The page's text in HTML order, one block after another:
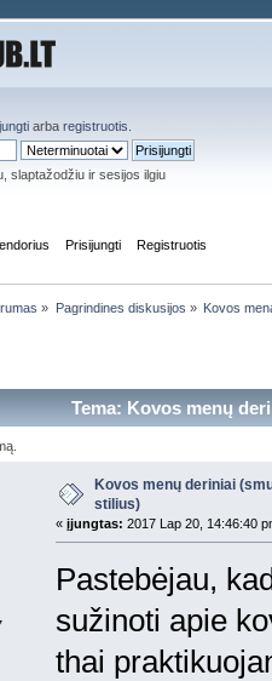
arba registruotis
slaptažodžiu ir sesijos ilgiu
Prisijungti Registruotis
» Pagrindines diskusijos » Kovos
Tema: Kovos menų
Kovos menų deriniai
stilius)
« įjungtas: 2017 Lap 20, 14:46:40
Pastebėjau,
sužinoti apie
thai